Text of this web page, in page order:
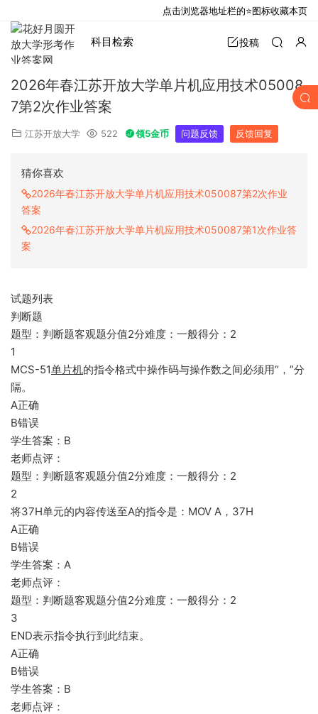
科目检索 投稿
2026年春江苏开放大学单片机应用技术05008
7第2次作业答案
江苏开放大学 522 领5金币 问题反馈 反馈回复
猜你喜欢
2026年春江苏开放大学单片机应用技术050087第2次作业
答案
2026年春江苏开放大学单片机应用技术050087第1次作业答
案
试题列表
判断题
题型：判断题客观题分值2分难度：一般得分：2
1
MCS-51单片机的指令格式中操作码与操作数之间必须用“，”分
隔。
A正确
B错误
学生答案：B
老师点评：
题型：判断题客观题分值2分难度：一般得分：2
2
将37H单元的内容传送至A的指令是：MOV A，37H
A正确
B错误
学生答案：A
老师点评：
题型：判断题客观题分值2分难度：一般得分：2
3
END表示指令执行到此结束。
A正确
B错误
学生答案：B
老师点评：
点击浏览器地址栏的⭐图标收藏本页